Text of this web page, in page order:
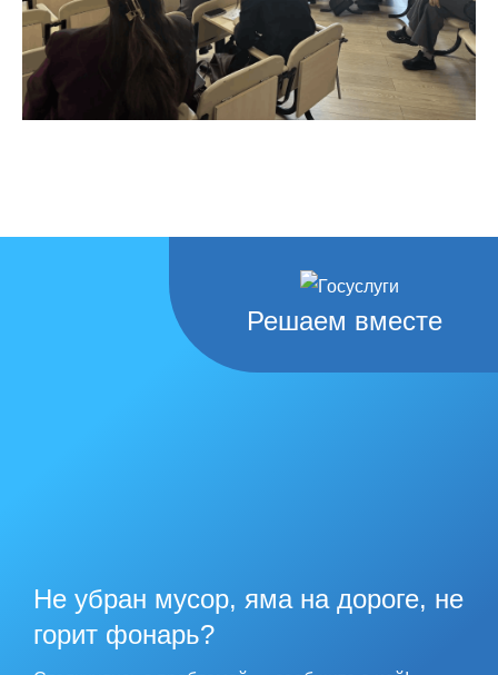
Решаем вместе
Не убран мусор, яма на дороге, не
горит фонарь?